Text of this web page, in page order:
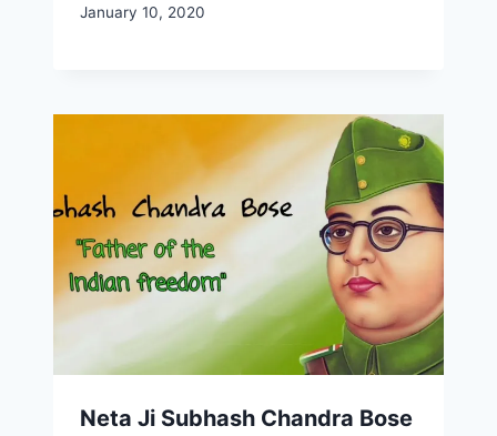
January 10, 2020
Neta Ji Subhash Chandra Bose